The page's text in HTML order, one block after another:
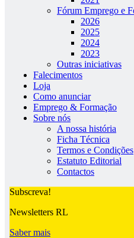
Fórum Emprego e
2026
2025
2024
2023
Outras iniciativas
Falecimentos
Loja
Como anunciar
Emprego & Formação
Sobre nós
A nossa história
Ficha Técnica
Termos e Condições
Estatuto Editorial
Contactos
Subscreva!
Newsletters RL
Saber mais